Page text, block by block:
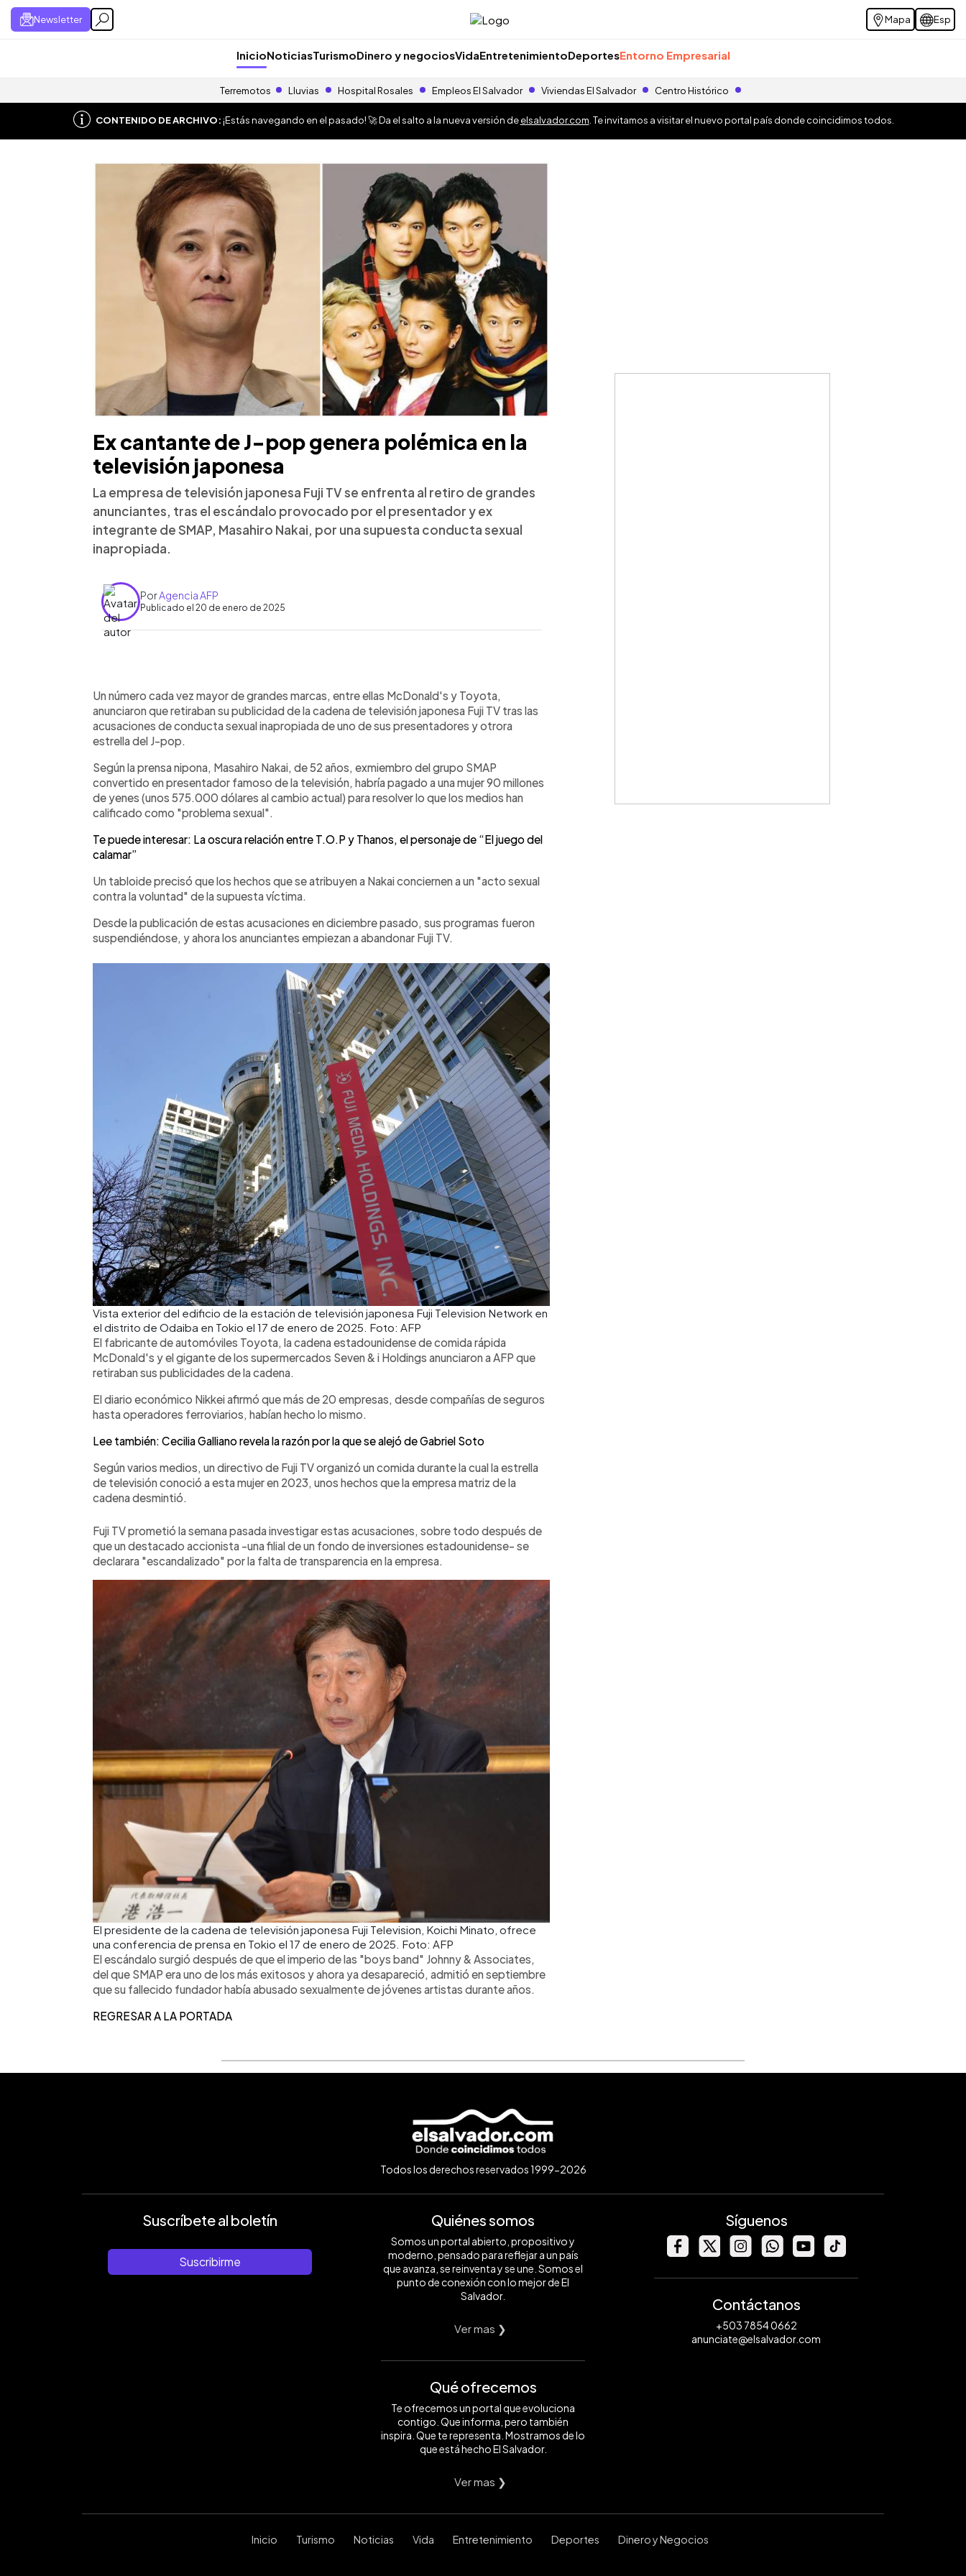
Newsletter Mapa Esp
InicioNoticiasTurismoDinero y negociosVidaEntretenimientoDeportesEntorno Empresarial
Terremotos Lluvias Hospital Rosales Empleos El Salvador Viviendas El Salvador Centro Histórico
CONTENIDO DE ARCHIVO:¡Estás navegando en el pasado! 🚀 Da el salto a la nueva versión deelsalvador.com . Te invitamos a visitar el nuevo portal país donde coincidimos todos.
Ex cantante de J-pop genera polémica en la
televisión japonesa
La empresa de televisión japonesa Fuji TV se enfrenta al retiro de grandes
anunciantes, tras el escándalo provocado por el presentador y ex
integrante de SMAP, Masahiro Nakai, por una supuesta conducta sexual
inapropiada.
PorAgencia AFP
Publicado el 20 de enero de 2025
Escuchar artículo
Un número cada vez mayor de grandes marcas, entre ellas McDonald's y Toyota,
anunciaron que retiraban su publicidad de la cadena de televisión japonesa Fuji TV tras las
acusaciones de conducta sexual inapropiada de uno de sus presentadores y otrora
estrella del J-pop.
Según la prensa nipona, Masahiro Nakai, de 52 años, exmiembro del grupo SMAP
convertido en presentador famoso de la televisión, habría pagado a una mujer 90 millones
de yenes (unos 575.000 dólares al cambio actual) para resolver lo que los medios han
calificado como "problema sexual".
Te puede interesar: La oscura relación entre T.O.P y Thanos, el personaje de “El juego del
calamar”
Un tabloide precisó que los hechos que se atribuyen a Nakai conciernen a un "acto sexual
contra la voluntad" de la supuesta víctima.
Desde la publicación de estas acusaciones en diciembre pasado, sus programas fueron
suspendiéndose, y ahora los anunciantes empiezan a abandonar Fuji TV.
Vista exterior del edificio de la estación de televisión japonesa Fuji Television Network en
el distrito de Odaiba en Tokio el 17 de enero de 2025. Foto: AFP
El fabricante de automóviles Toyota, la cadena estadounidense de comida rápida
McDonald's y el gigante de los supermercados Seven & i Holdings anunciaron a AFP que
retiraban sus publicidades de la cadena.
El diario económico Nikkei afirmó que más de 20 empresas, desde compañías de seguros
hasta operadores ferroviarios, habían hecho lo mismo.
Lee también: Cecilia Galliano revela la razón por la que se alejó de Gabriel Soto
Según varios medios, un directivo de Fuji TV organizó un comida durante la cual la estrella
de televisión conoció a esta mujer en 2023, unos hechos que la empresa matriz de la
cadena desmintió.
Fuji TV prometió la semana pasada investigar estas acusaciones, sobre todo después de
que un destacado accionista -una filial de un fondo de inversiones estadounidense- se
declarara "escandalizado" por la falta de transparencia en la empresa.
El presidente de la cadena de televisión japonesa Fuji Television, Koichi Minato, ofrece
una conferencia de prensa en Tokio el 17 de enero de 2025. Foto: AFP
El escándalo surgió después de que el imperio de las "boys band" Johnny & Associates,
del que SMAP era uno de los más exitosos y ahora ya desapareció, admitió en septiembre
que su fallecido fundador había abusado sexualmente de jóvenes artistas durante años.
REGRESAR A LA PORTADA
Todos los derechos reservados 1999-2026
Suscríbete al boletín
Suscribirme
Quiénes somos
Somos un portal abierto, propositivo y
moderno, pensado para reflejar a un país
que avanza, se reinventa y se une. Somos el
punto de conexión con lo mejor de El
Salvador.
Ver mas ❯
Qué ofrecemos
Te ofrecemos un portal que evoluciona
contigo. Que informa, pero también
inspira. Que te representa. Mostramos de lo
que está hecho El Salvador.
Ver mas ❯
Síguenos
Contáctanos
+503 7854 0662
anunciate@elsalvador.com
Inicio Turismo Noticias Vida Entretenimiento Deportes Dinero y Negocios